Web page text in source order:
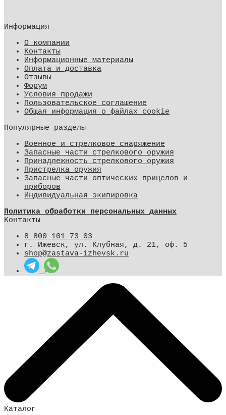
Информация
О компании
Контакты
Информационные материалы
Оплата и доставка
Отзывы
Форум
Условия продажи
Пользовательское соглашение
Общая информация о файлах cookie
Популярные разделы
Военное и стрелковое снаряжение
Запасные части стрелкового оружия
Принадлежность стрелкового оружия
Пристрелка оружия
Запасные части оптических прицелов и
приборов
Индивидуальная экипировка
Политика обработки персональных данных
Контакты
8 800 101 73 03
г. Ижевск, ул. Клубная, д. 21, оф. 5
shop@zastava-izhevsk.ru
Каталог